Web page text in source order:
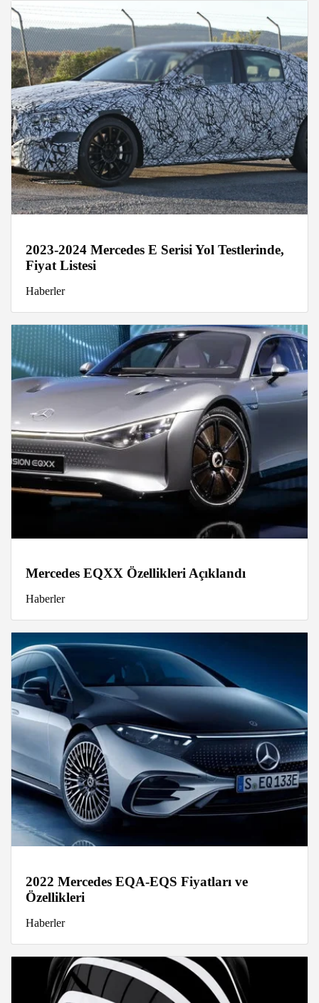
2023-2024 Mercedes E Serisi Yol Testlerinde,
Fiyat Listesi
Haberler
Mercedes EQXX Özellikleri Açıklandı
Haberler
2022 Mercedes EQA-EQS Fiyatları ve
Özellikleri
Haberler